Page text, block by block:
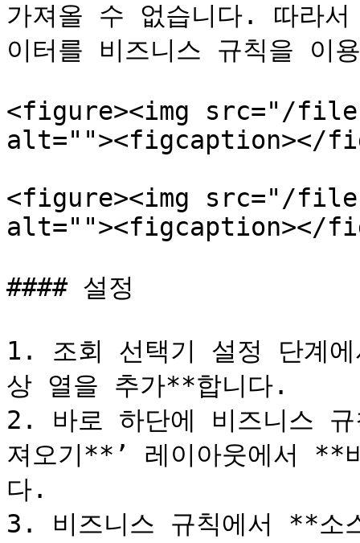
가져올 수 없습니다. 따라
이터를 비즈니스 규칙을 이
<figure><img src="/
alt=""><figcaption></
<figure><img src="/
alt=""><figcaption></
#### 설정
1. 조회 선택기 설정 단계
상 열을 추가**합니다.
2. 바로 하단에 비즈니스
져오기**’ 레이아웃에서 **
다.
3. 비즈니스 규칙에서 **소